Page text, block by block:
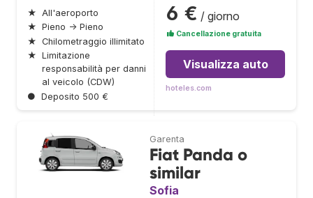
★ All'aeroporto
★ Pieno → Pieno
★ Chilometraggio illimitato
★ Limitazione
responsabilità per danni
al veicolo (CDW)
● Deposito 500 €
6 € / giorno
Cancellazione gratuita
Visualizza auto
hoteles.com
Garenta
Fiat Panda o
similar
Sofia